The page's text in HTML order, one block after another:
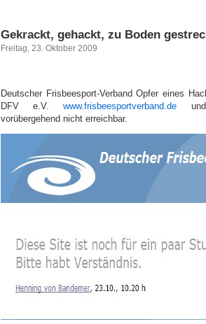
Gekrackt, gehackt, zu Boden
Freitag, 23. Oktober 2009
Deutscher Frisbeesport-Verband Opfer eines
DFV e.V.www.frisbeesportverband.de
vorübergehend nicht erreichbar.